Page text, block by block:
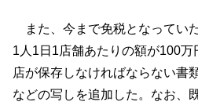
また、今まで免税となってい
1人1日1店舗あたりの額が100
店が保存しなければならない書
などの写しを追加した。なお、